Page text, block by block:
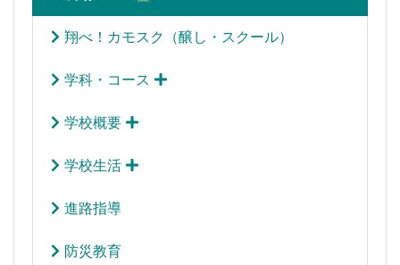
翔べ！カモスク（醸し・スクール）
学科・コース
学校概要
学校生活
進路指導
防災教育